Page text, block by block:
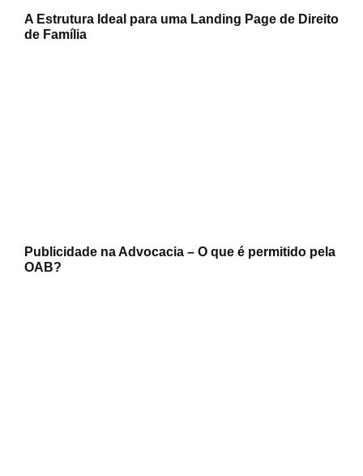
A Estrutura Ideal para uma Landing Page de Direito
de Família
Publicidade na Advocacia – O que é permitido pela
OAB?